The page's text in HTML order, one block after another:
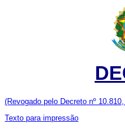
(Revogado pelo Decreto nº
Texto para impressão